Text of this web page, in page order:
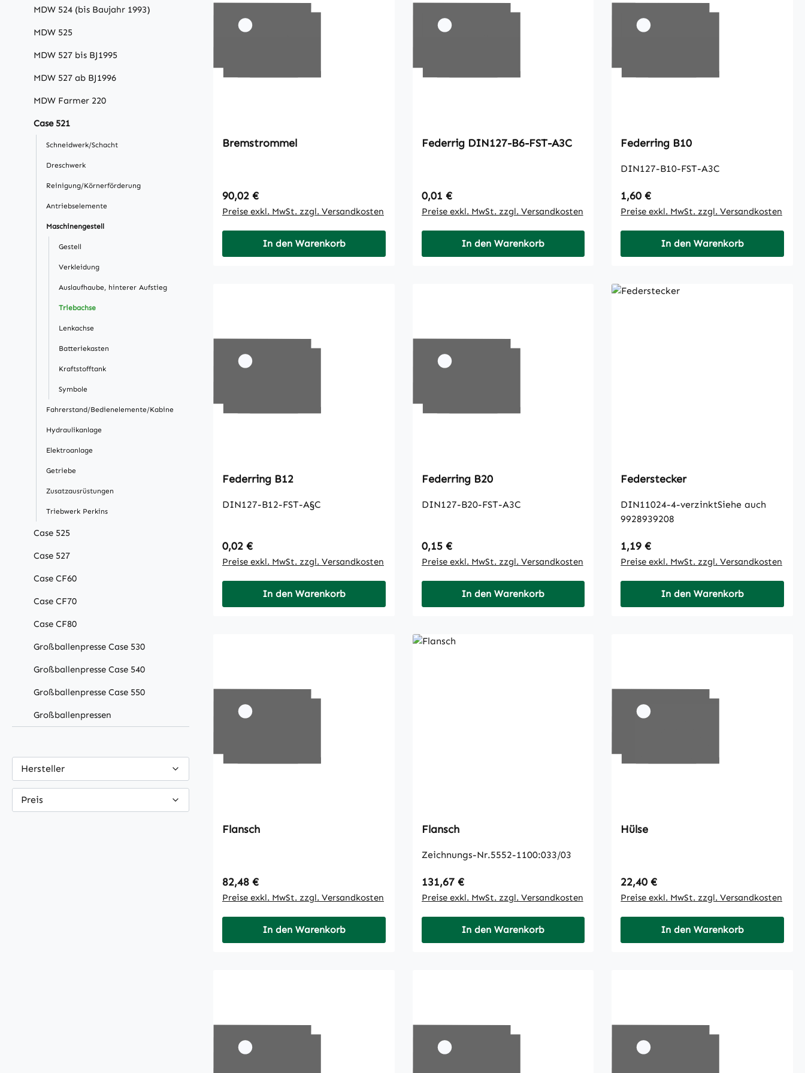
MDW 524 (bis Baujahr 1993)
MDW 525
MDW 527 bis BJ1995
MDW 527 ab BJ1996
MDW Farmer 220
Case 521
Schneidwerk/Schacht
Dreschwerk
Reinigung/Körnerförderung
Antriebselemente
Maschinengestell
Gestell
Verkleidung
Auslaufhaube, hinterer Aufstieg
Triebachse
Lenkachse
Batteriekasten
Kraftstofftank
Symbole
Fahrerstand/Bedienelemente/Kabine
Hydraulikanlage
Elektroanlage
Getriebe
Zusatzausrüstungen
Triebwerk Perkins
Case 525
Case 527
Case CF60
Case CF70
Case CF80
Großballenpresse Case 530
Großballenpresse Case 540
Großballenpresse Case 550
Großballenpressen
Hersteller
Preis
Bremstrommel
Regulärer Preis:
90,02 €
Preise exkl. MwSt. zzgl. Versandkosten
In den Warenkorb
Federrig DIN127-B6-FST-A3C
Regulärer Preis:
0,01 €
Preise exkl. MwSt. zzgl. Versandkosten
In den Warenkorb
Federring B10
DIN127-B10-FST-A3C
Regulärer Preis:
1,60 €
Preise exkl. MwSt. zzgl. Versandkosten
In den Warenkorb
Federring B12
DIN127-B12-FST-A§C
Regulärer Preis:
0,02 €
Preise exkl. MwSt. zzgl. Versandkosten
In den Warenkorb
Federring B20
DIN127-B20-FST-A3C
Regulärer Preis:
0,15 €
Preise exkl. MwSt. zzgl. Versandkosten
In den Warenkorb
Federstecker
DIN11024-4-verzinktSiehe auch
9928939208
Regulärer Preis:
1,19 €
Preise exkl. MwSt. zzgl. Versandkosten
In den Warenkorb
Flansch
Regulärer Preis:
82,48 €
Preise exkl. MwSt. zzgl. Versandkosten
In den Warenkorb
Flansch
Zeichnungs-Nr.5552-1100:033/03
Regulärer Preis:
131,67 €
Preise exkl. MwSt. zzgl. Versandkosten
In den Warenkorb
Hülse
Regulärer Preis:
22,40 €
Preise exkl. MwSt. zzgl. Versandkosten
In den Warenkorb